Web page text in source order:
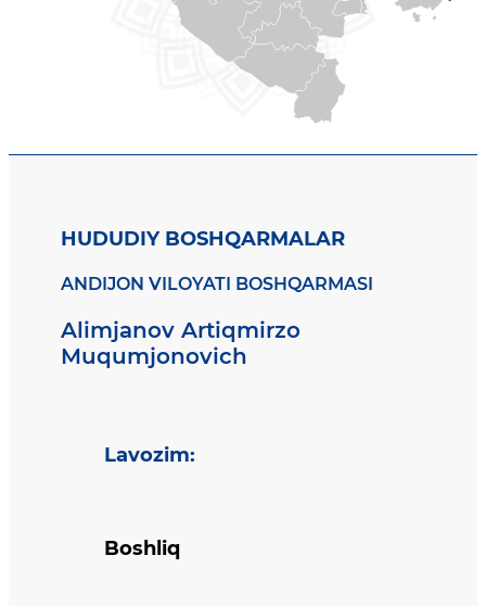
HUDUDIY BOSHQARMALAR
ANDIJON VILOYATI BOSHQARMASI
Alimjanov Artiqmirzo
Muqumjonovich
Lavozim:
Boshliq